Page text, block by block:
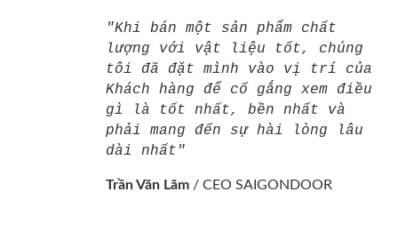
"Khi bán một sản phẩm chất
lượng với vật liệu tốt, chúng
tôi đã đặt mình vào vị trí của
Khách hàng để cố gắng xem điều
gì là tốt nhất, bền nhất và
phải mang đến sự hài lòng lâu
dài nhất"
Trần Văn Lãm / CEO SAIGONDOOR